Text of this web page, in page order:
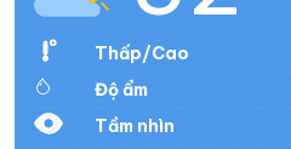
Thấp/Cao
Độ ẩm
Tầm nhìn